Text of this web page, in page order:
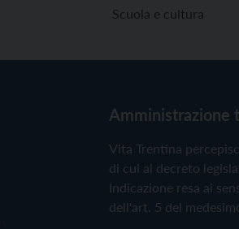
Scuola e cultura
Amministrazione
Vita Trentina
di cui al decreto
Indicazione resa ai
dell'art. 5 del